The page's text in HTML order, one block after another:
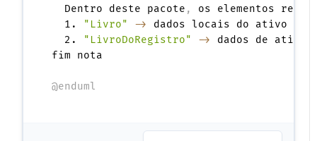
  Dentro deste pacote
,
os elementos
  1.
"Livro" ->
dados locais do ativo
  2.
"LivroDoRegistro" ->
dados de ativo
fim nota
@enduml